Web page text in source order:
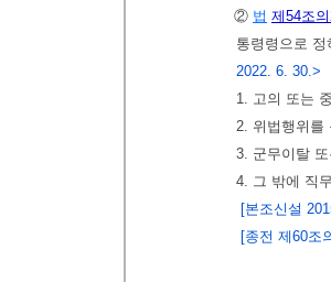
② 법 제54조
통령령으로
2022. 6. 30.>
1. 고의 또는
2. 위법행위를
3. 군무이탈
4. 그 밖에 직
[본조신설
[종전 제60조